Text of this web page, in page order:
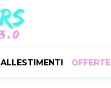
ALLESTIMENTI OFFERTE